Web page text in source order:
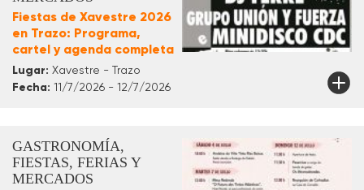
Fiestas de Xavestre 2026
en Trazo: Programa,
cartel y agenda completa
Lugar: Xavestre - Trazo
Fecha: 11/7/2026 - 12/7/2026
GASTRONOMÍA,
FIESTAS, FERIAS Y
MERCADOS